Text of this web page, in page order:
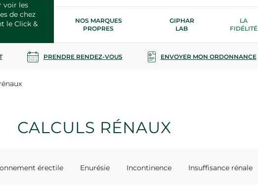
voir les
de chez
le Click &
NOS MARQUES
PROPRES
GIPHAR
LAB
LA
FIDÉLITÉ
PRENDRE RENDEZ-VOUS ENVOYER MON ORDONNANCE
CALCULS RÉNAUX
érectile Enurésie Incontinence Insuffisance rénale